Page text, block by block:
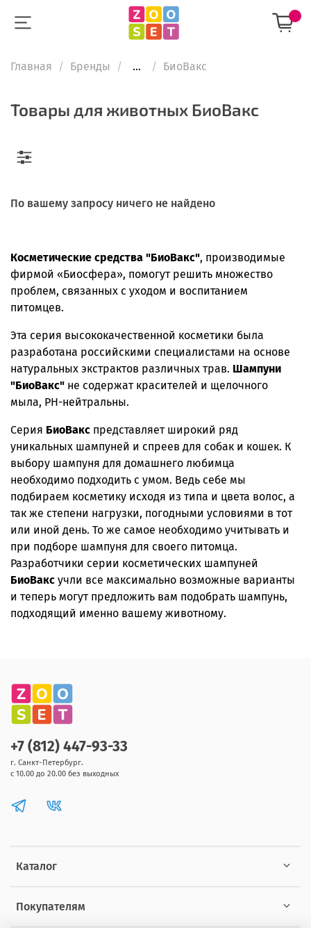
Главная Бренды ... БиоВакс
Товары для животных БиоВакс
По вашему запросу ничего не найдено
Косметические средства "БиоВакс", производимые
фирмой «Биосфера», помогут решить множество
проблем, связанных с уходом и воспитанием
питомцев.
Эта серия высококачественной косметики была
разработана российскими специалистами на основе
натуральных экстрактов различных трав. Шампуни
"БиоВакс" не содержат красителей и щелочного
мыла, РН-нейтральны.
Серия БиоВакс представляет широкий ряд
уникальных шампуней и спреев для собак и кошек. К
выбору шампуня для домашнего любимца
необходимо подходить с умом. Ведь себе мы
подбираем косметику исходя из типа и цвета волос, а
так же степени нагрузки, погодными условиями в тот
или иной день. То же самое необходимо учитывать и
при подборе шампуня для своего питомца.
Разработчики серии косметических шампуней
БиоВакс учли все максимально возможные варианты
и теперь могут предложить вам подобрать шампунь,
подходящий именно вашему животному.
Каталог
Покупателям
+7 (812) 447-93-33
г. Санкт-Петербург.
с 10.00 до 20.00 без выходных